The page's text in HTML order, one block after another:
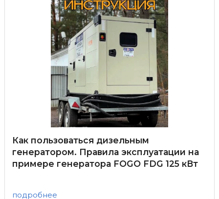
Как пользоваться дизельным
генератором. Правила эксплуатации на
примере генератора FOGO FDG 125 кВт
подробнее